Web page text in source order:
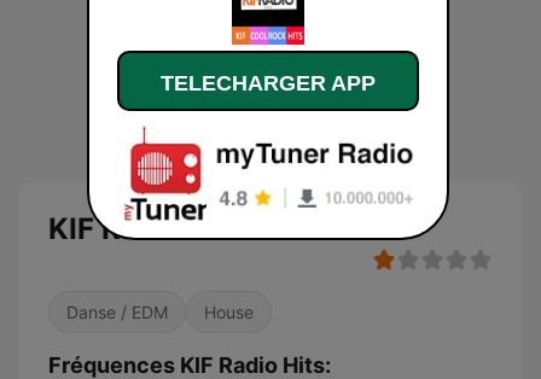
KIF Radio Hits
Danse / EDM House
Fréquences KIF Radio Hits:
TELECHARGER APP